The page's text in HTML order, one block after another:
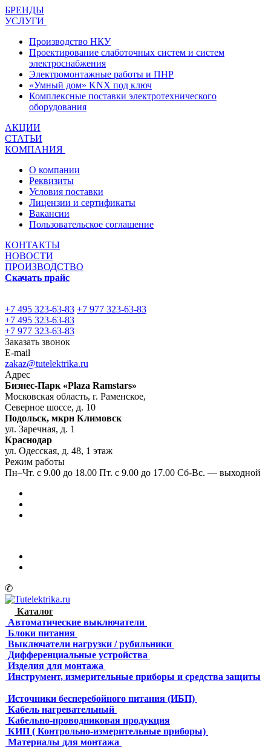
БРЕНДЫ
УСЛУГИ
Производство НКУ
Проектирование слаботочных систем и систем
электроснабжения
Электромонтажные работы и ПНР
«Умный дом» KNX под ключ
Комплексные поставки электротехнического
оборудования
АКЦИИ
СТАТЬИ
КОМПАНИЯ
О компании
Реквизиты
Условия поставки
Лицензии и сертификаты
Вакансии
Пользовательское соглашение
КОНТАКТЫ
НОВОСТИ
ПРОИЗВОДСТВО
Скачать прайс
+7 495 323-63-83 +7 977 323-63-83
+7 495 323-63-83
+7 977 323-63-83
Заказать звонок
E-mail
zakaz@tutelektrika.ru
Адрес
Бизнес-Парк «Plaza Ramstars»
Московская область, г. Раменское,
Северное шоссе, д. 10
Подольск, мкрн Климовск
ул. Заречная, д. 1
Краснодар
ул. Одесская, д. 48, 1 этаж
Режим работы
Пн–Чт. с 9.00 до 18.00 Пт. с 9.00 до 17.00 Сб-Вс. — выходной
✆
Каталог
Автоматические выключатели
Блоки питания
Выключатели нагрузки / рубильники
Дифференциальные устройства
Изделия для монтажа
Инструмент, измерительные приборы и средства защиты
Источники бесперебойного питания (ИБП)
Кабель нагревательный
Кабельно-проводниковая продукция
КИП ( Контрольно-измерительные приборы)
Материалы для монтажа